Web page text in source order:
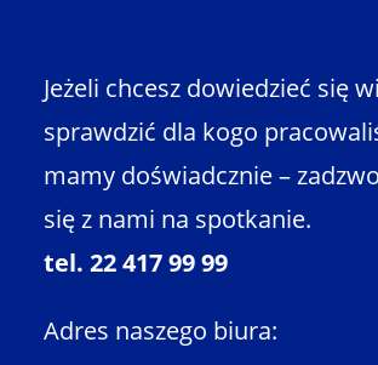
Jeżeli chcesz dowiedzieć się
sprawdzić dla kogo
mamy doświadcznie –
się z nami na spotkanie.
tel. 22 417 99 99
Adres naszego biura: